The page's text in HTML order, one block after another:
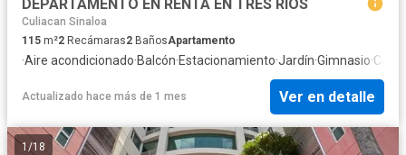
DEPARTAMENTO EN RENTA EN TRES RIOS
Culiacan Sinaloa
115 m²2 Recámaras2 BañosApartamento
·Aire acondicionado·Balcón·Estacionamiento·Jardín·Gimnasio·
Actualizado hace más de 1 mes Ver en detalle
1/18